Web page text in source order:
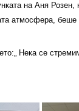
на Аня
атмосфера, беше
Нека се